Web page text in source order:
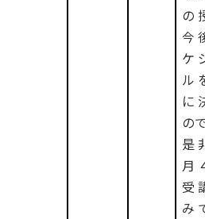
の
今
ケ
ル
に
の
是
月
受
み